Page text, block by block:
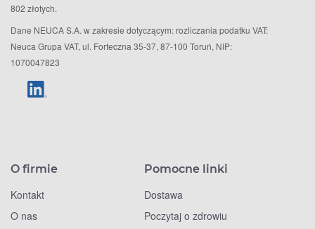
802 złotych.
Dane NEUCA S.A. w zakresie dotyczącym: rozliczania podatku VAT:
Neuca Grupa VAT, ul. Forteczna 35-37, 87-100 Toruń, NIP:
1070047823
O firmie
Kontakt
O nas
Pomocne linki
Dostawa
Poczytaj o zdrowiu